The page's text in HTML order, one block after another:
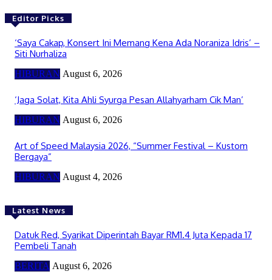
Editor Picks
‘Saya Cakap, Konsert Ini Memang Kena Ada Noraniza Idris’ –
Siti Nurhaliza
HIBURAN August 6, 2026
‘Jaga Solat, Kita Ahli Syurga Pesan Allahyarham Cik Man’
HIBURAN August 6, 2026
Art of Speed Malaysia 2026, “Summer Festival – Kustom
Bergaya”
HIBURAN August 4, 2026
Latest News
Datuk Red, Syarikat Diperintah Bayar RM1.4 Juta Kepada 17
Pembeli Tanah
BERITA August 6, 2026